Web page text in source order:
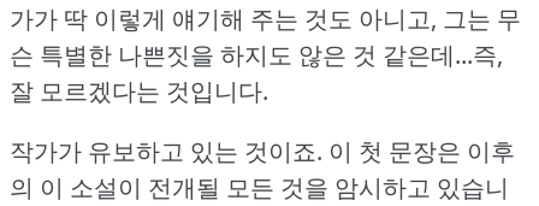
가가 딱 이렇게 얘기해 주는 것도 아니고, 그는 무
슨 특별한 나쁜짓을 하지도 않은 것 같은데...즉,
잘 모르겠다는 것입니다.
작가가 유보하고 있는 것이죠. 이 첫 문장은 이후
의 이 소설이 전개될 모든 것을 암시하고 있습니